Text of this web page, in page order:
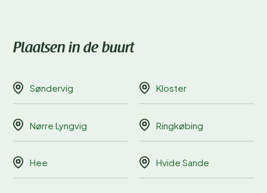
Plaatsen in de buurt
Søndervig Kloster
Nørre Lyngvig Ringkøbing
Hee Hvide Sande